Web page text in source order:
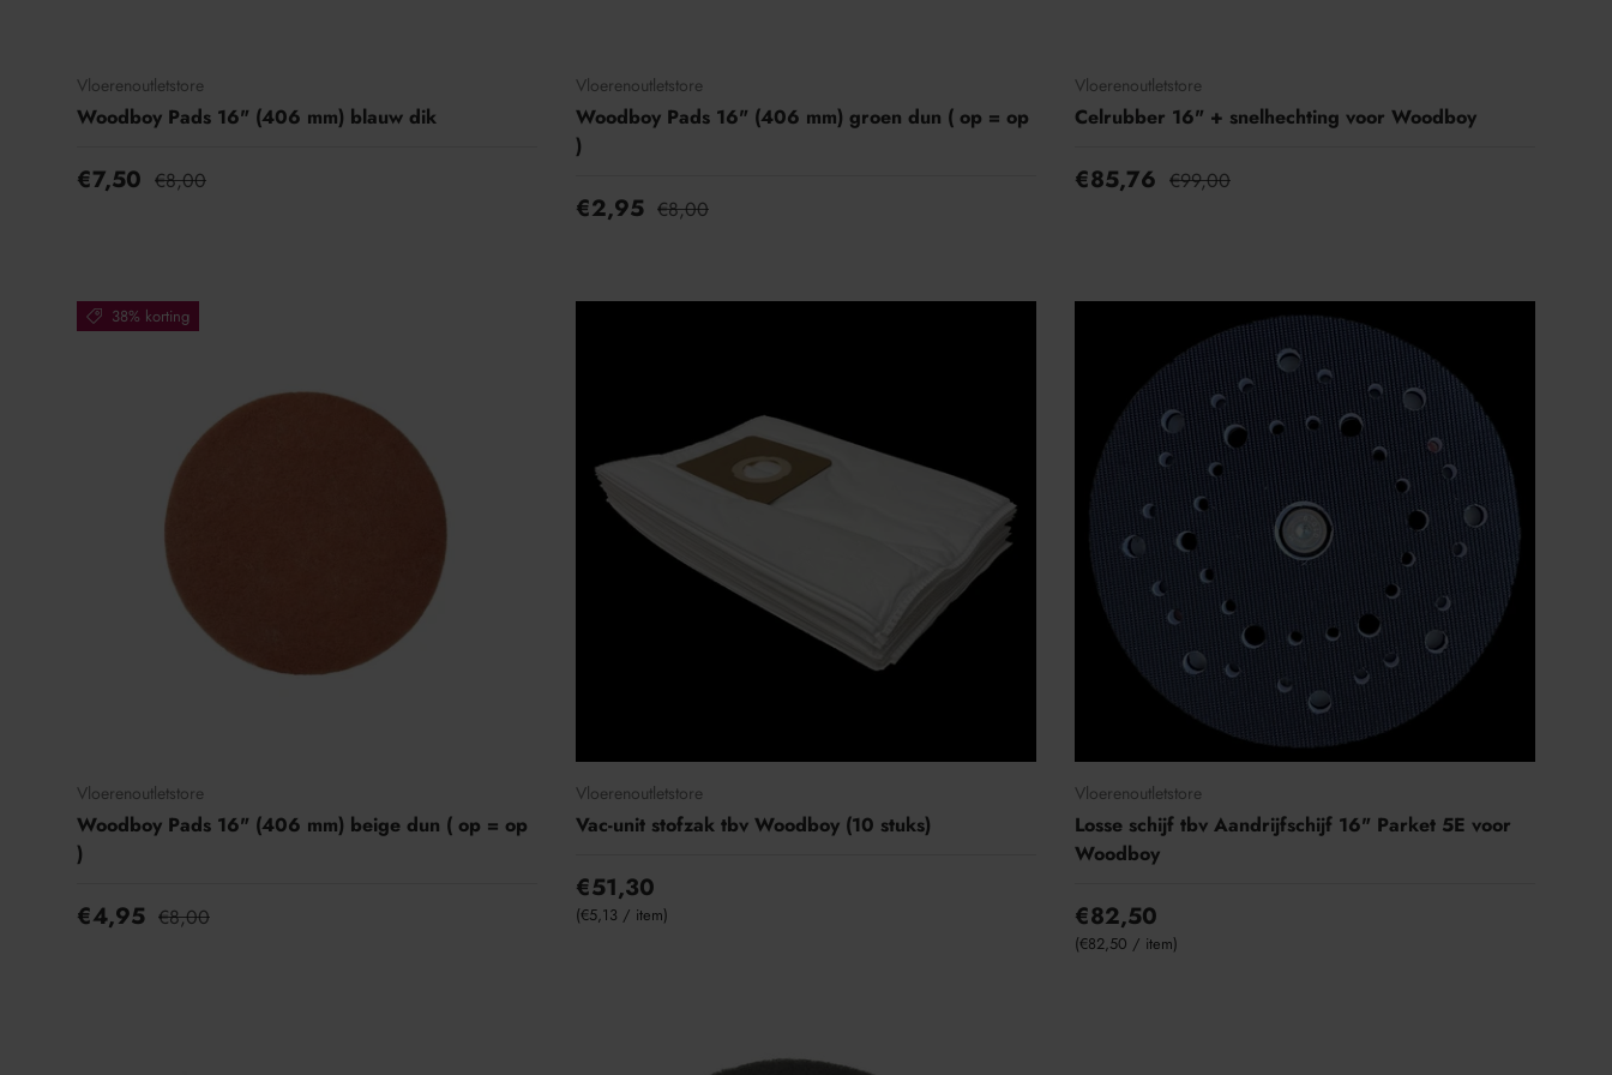
Vloerenoutletstore
Woodboy Pads 16" (406 mm) blauw dik
€7,50 €8,00
Vloerenoutletstore
Woodboy Pads 16" (406 mm) groen dun ( op = op
)
€2,95 €8,00
Vloerenoutletstore
Celrubber 16" + snelhechting voor Woodboy
€85,76 €99,00
38% korting
Vloerenoutletstore
Woodboy Pads 16" (406 mm) beige dun ( op = op
)
€4,95 €8,00
Vloerenoutletstore
Vac-unit stofzak tbv Woodboy (10 stuks)
€51,30
Eenheid prijs
€5,13 / item
Vloerenoutletstore
Losse schijf tbv Aandrijfschijf 16" Parket 5E voor
Woodboy
€82,50
Eenheid prijs
€82,50 / item